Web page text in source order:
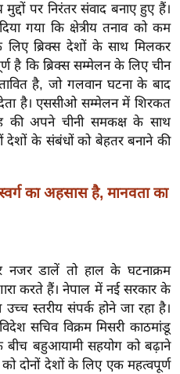
मुद्दों पर निरंतर संवाद बनाए हुए हैं।
गया कि क्षेत्रीय तनाव को कम
ब्रिक्स देशों के साथ मिलकर
है कि ब्रिक्स सम्मेलन के लिए चीन
है, जो गलवान घटना के बाद
है। एससीओ सम्मेलन में शिरकत
की अपने चीनी समकक्ष के साथ
देशों के संबंधों को बेहतर बनाने की
का अहसास है, मानवता का
नजर डालें तो हाल के घटनाक्रम
करते हैं। नेपाल में नई सरकार के
स्तरीय संपर्क होने जा रहा है।
सचिव विक्रम मिसरी काठमांडू
बीच बहुआयामी सहयोग को बढ़ाने
को दोनों देशों के लिए एक महत्वपूर्ण